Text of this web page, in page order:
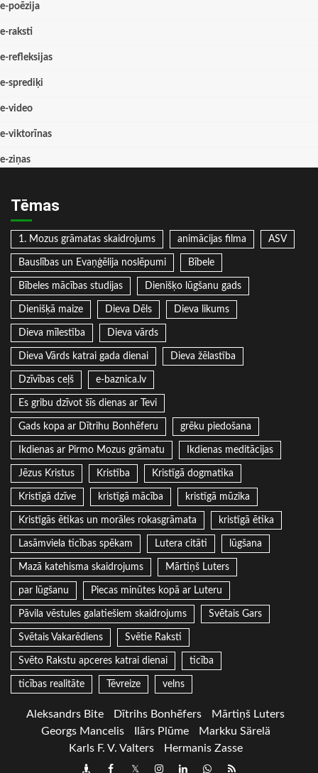
e-poēzija
e-raksti
e-refleksijas
e-sprediķi
e-video
e-viktorīnas
e-ziņas
Tēmas
1. Mozus grāmatas skaidrojums animācijas filma ASV
Bauslības un Evaņģēlija noslēpumi Bībele
Bībeles mācības studijas Dienišķo lūgšanu gads
Dienišķā maize Dieva Dēls Dieva likums
Dieva mīlestība Dieva vārds
Dieva Vārds katrai gada dienai Dieva žēlastība
Dzīvības ceļš e-baznica.lv
Es gribu dzīvot šīs dienas ar Tevi
Gads kopa ar Dītrihu Bonhēferu grēku piedošana
Ikdienas ar Pirmo Mozus grāmatu Ikdienas meditācijas
Jēzus Kristus Kristība Kristīgā dogmatika
Kristīgā dzīve kristīgā mācība kristīgā mūzika
Kristīgās ētikas un morāles rokasgrāmata kristīgā ētika
Lasāmviela ticības spēkam Lutera citāti lūgšana
Mazā katehisma skaidrojums Mārtiņš Luters
par lūgšanu Piecas minūtes kopā ar Luteru
Pāvila vēstules galatiešiem skaidrojums Svētais Gars
Svētais Vakarēdiens Svētie Raksti
Svēto Rakstu apceres katrai dienai ticība
ticības realitāte Tēvreize velns
Aleksandrs Bite Dītrihs Bonhēfers
Mārtiņš Luters
Georgs Mancelis
Ilārs Plūme
Markku Särelä
Karls F. V. Valters
Hermanis Zasse
DraugiemFacebook
TwitterInstagram
LinkedInwhatsapp
RSS